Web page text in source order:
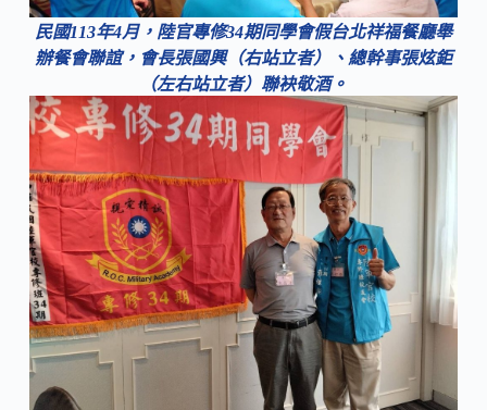
民國113年4月，陸官專修34期同學會假台北祥福餐廳舉
辦餐會聯誼，會長張國興（右站立者）、總幹事張炫鉅
（左右站立者）聯袂敬酒。